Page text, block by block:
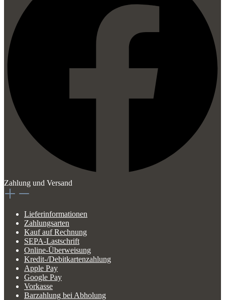
Zahlung und Versand
Lieferinformationen
Zahlungsarten
Kauf auf Rechnung
SEPA-Lastschrift
Online-Überweisung
Kredit-/Debitkartenzahlung
Apple Pay
Google Pay
Vorkasse
Barzahlung bei Abholung